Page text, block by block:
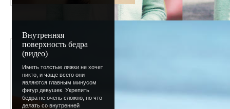
Внутренняя
поверхность бедра
(видео)
Иметь толстые ляжки не хочет
никто, и чаще всего они
являются главным минусом
фигур девушек. Укрепить
бедра не очень сложно, но что
делать со внутренней